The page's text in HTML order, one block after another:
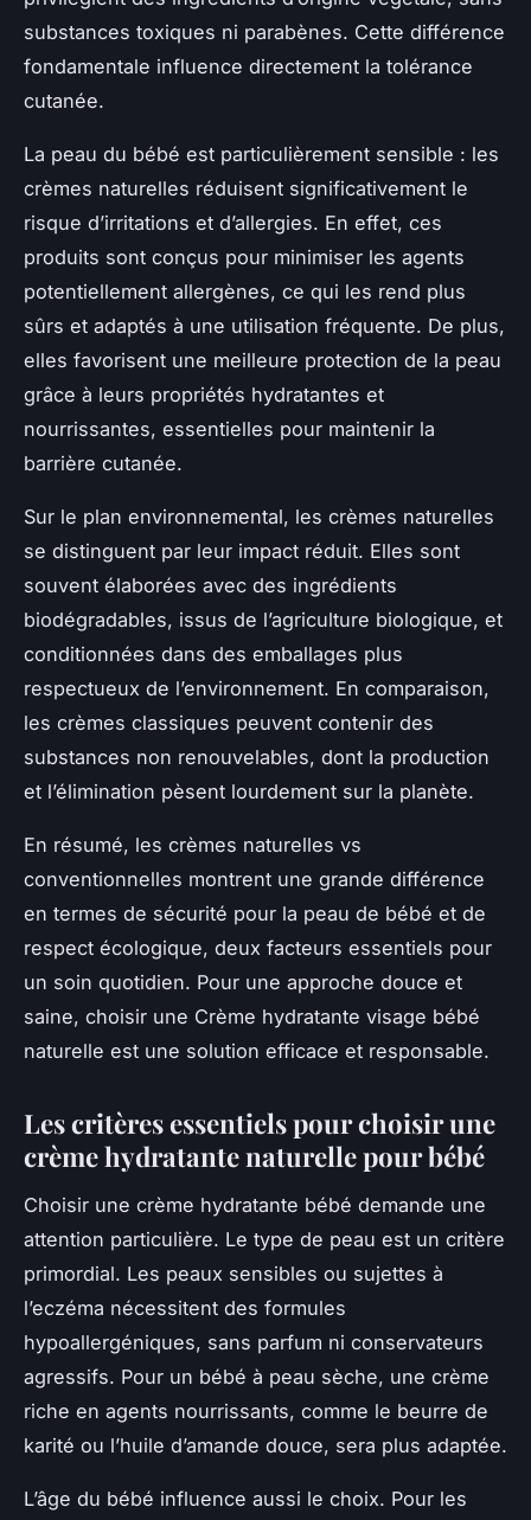
substances toxiques ni parabènes. Cette différence
fondamentale influence directement la tolérance
cutanée.
La peau du bébé est particulièrement sensible : les
crèmes naturelles réduisent significativement le
risque d’irritations et d’allergies. En effet, ces
produits sont conçus pour minimiser les agents
potentiellement allergènes, ce qui les rend plus
sûrs et adaptés à une utilisation fréquente. De plus,
elles favorisent une meilleure protection de la peau
grâce à leurs propriétés hydratantes et
nourrissantes, essentielles pour maintenir la
barrière cutanée.
Sur le plan environnemental, les crèmes naturelles
se distinguent par leur impact réduit. Elles sont
souvent élaborées avec des ingrédients
biodégradables, issus de l’agriculture biologique, et
conditionnées dans des emballages plus
respectueux de l’environnement. En comparaison,
les crèmes classiques peuvent contenir des
substances non renouvelables, dont la production
et l’élimination pèsent lourdement sur la planète.
En résumé, les crèmes naturelles vs
conventionnelles montrent une grande différence
en termes de sécurité pour la peau de bébé et de
respect écologique, deux facteurs essentiels pour
un soin quotidien. Pour une approche douce et
saine, choisir une Crème hydratante visage bébé
naturelle est une solution efficace et responsable.
Les critères essentiels pour choisir une
crème hydratante naturelle pour bébé
Choisir une crème hydratante bébé demande une
attention particulière. Le type de peau est un critère
primordial. Les peaux sensibles ou sujettes à
l’eczéma nécessitent des formules
hypoallergéniques, sans parfum ni conservateurs
agressifs. Pour un bébé à peau sèche, une crème
riche en agents nourrissants, comme le beurre de
karité ou l’huile d’amande douce, sera plus adaptée.
L’âge du bébé influence aussi le choix. Pour les